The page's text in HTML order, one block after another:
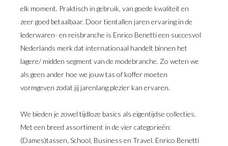
elk moment. Praktisch in gebruik, van goede kwaliteit en
zeer goed betaalbaar. Door tientallen jaren ervaring in de
lederwaren- en reisbranche is Enrico Benetti een succesvol
Nederlands merk dat internationaal handelt binnen het
lagere/ midden segment van de modebranche. Zo weten we
als geen ander hoe we jouw tas of koffer moeten
vormgeven zodat jij jarenlang plezier kan ervaren.
We bieden je zowel tijdloze basics als eigentijdse collecties.
Met een breed assortiment in de vier categorieën:
(Dames)tassen, School, Business en Travel. Enrico Benetti